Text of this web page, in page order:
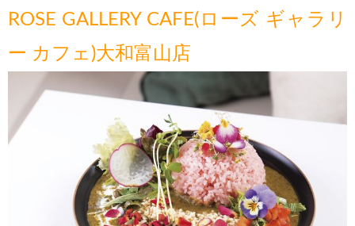
ROSE GALLERY CAFE(ローズ ギャラリ
ー カフェ)大和富山店